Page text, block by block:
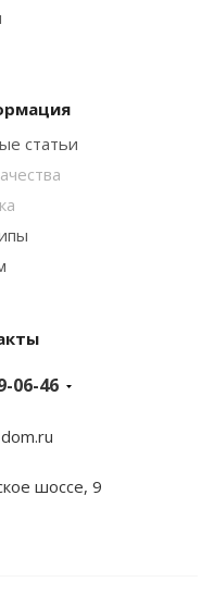
статьи
06-46
шоссе, 9